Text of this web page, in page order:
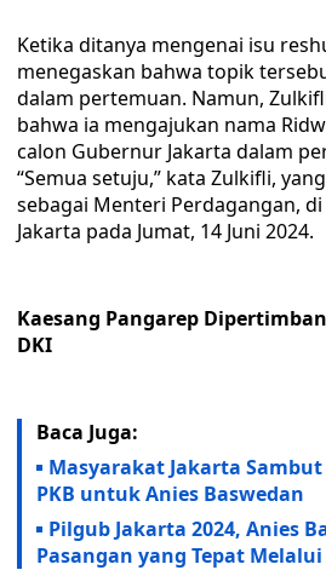
Ketika ditanya mengenai isu
menegaskan bahwa topik
dalam pertemuan. Namun,
bahwa ia mengajukan nama
calon Gubernur Jakarta dalam
“Semua setuju,” kata Zulkifli,
sebagai Menteri Perdagangan,
Jakarta pada Jumat, 14 Juni 2024.
Kaesang Pangarep
DKI
Baca Juga:
Masyarakat Jakarta
PKB untuk Anies Baswedan
Pilgub Jakarta 2024, Anies
Pasangan yang Tepat